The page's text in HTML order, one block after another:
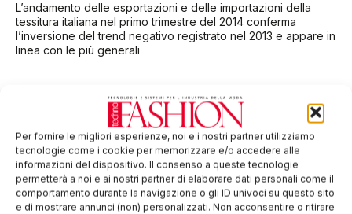
Per fornire le migliori esperienze, noi e i nostri partner utilizziamo
tecnologie come i cookie per memorizzare e/o accedere alle
informazioni del dispositivo. Il consenso a queste tecnologie
permetterà a noi e ai nostri partner di elaborare dati personali come il
comportamento durante la navigazione o gli ID univoci su questo sito
e di mostrare annunci (non) personalizzati. Non acconsentire o ritirare
L’andamento delle esportazioni e delle importazioni della
tessitura italiana nel primo trimestre del 2014 conferma
l’inversione del trend negativo registrato nel 2013 e appare in
linea con le più generali